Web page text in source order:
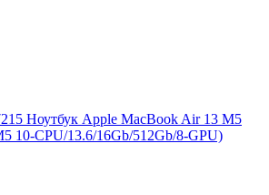
Ноутбук Apple MacBook Air 13 M5
10-CPU/13.6/16Gb/512Gb/8-GPU)